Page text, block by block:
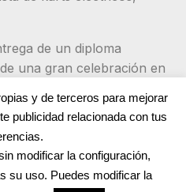
de un diploma
una gran celebración en
y de terceros para mejorar
publicidad relacionada con tus
modificar la configuración,
su uso. Puedes modificar la